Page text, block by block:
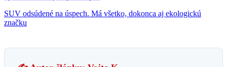
SUV odsúdené na úspech. Má všetko, dokonca aj ekologickú
značku